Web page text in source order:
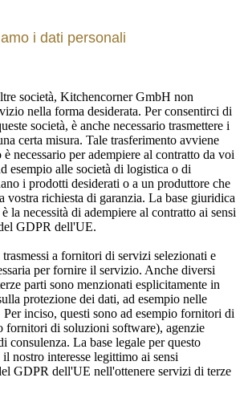
i dati personali
società, Kitchencorner GmbH non
nella forma desiderata. Per consentirci di
società, è anche necessario trasmettere i
certa misura. Tale trasferimento avviene
necessario per adempiere al contratto da voi
esempio alle società di logistica o di
i prodotti desiderati o a un produttore che
vostra richiesta di garanzia. La base giuridica
la necessità di adempiere al contratto ai sensi
GDPR dell'UE.
a fornitori di servizi selezionati e
per fornire il servizio. Anche diversi
parti sono menzionati esplicitamente in
protezione dei dati, ad esempio nelle
inciso, questi sono ad esempio fornitori di
fornitori di soluzioni software), agenzie
consulenza. La base legale per questo
nostro interesse legittimo ai sensi
GDPR dell'UE nell'ottenere servizi di terze